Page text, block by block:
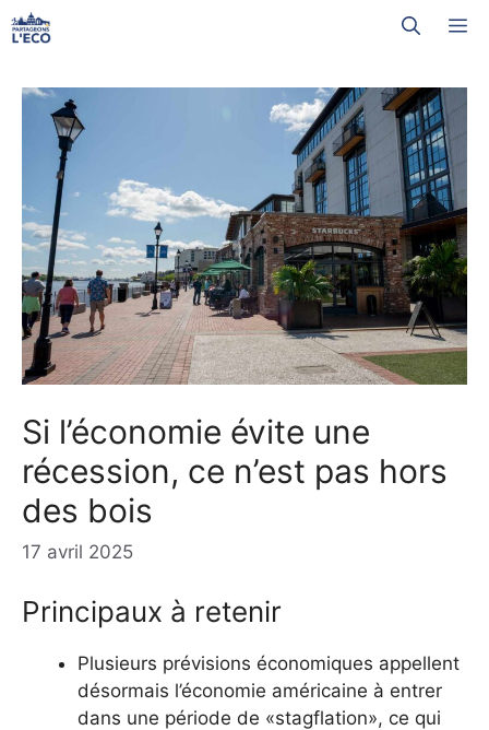
Aller
au
Si l’économie évite une
récession, ce n’est pas hors
des bois
17 avril 2025
Principaux à retenir
Plusieurs prévisions économiques appellent
désormais l’économie américaine à entrer
dans une période de «stagflation», ce qui